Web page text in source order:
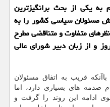
به یكی از بحث برانگیزترین
مسئولان سیاسی كشور را به
متفاوت و متناقضی مطرح
و از زبان دبیر شورای عالی
قریب به اتفاق مسئولان
صدمه های بسیاری دارد، اما
ادامه این روند را گرفت و